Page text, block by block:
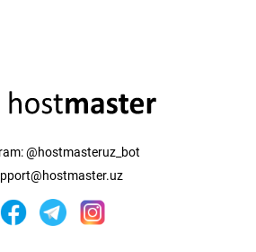
@hostmasteruz_bot